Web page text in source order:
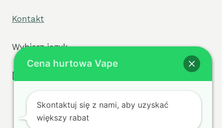
Kontakt
Wybierz język
[widget tpe="select2/tpw_select2.php"]
Cena hurtowa Vape
Skontaktuj się z nami, aby uzyskać
większy rabat